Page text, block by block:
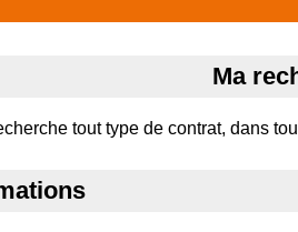
Ma
tout type de contrat, dans